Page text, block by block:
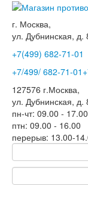
г. Москва,
ул. Дубнинская,
+7(499) 682-71-01
+7/499/ 682-71-01
127576 г.Москва,
ул. Дубнинская,
пн-чт: 09.00 - 17.00
птн: 09.00 - 16.00
перерыв: 13.00-